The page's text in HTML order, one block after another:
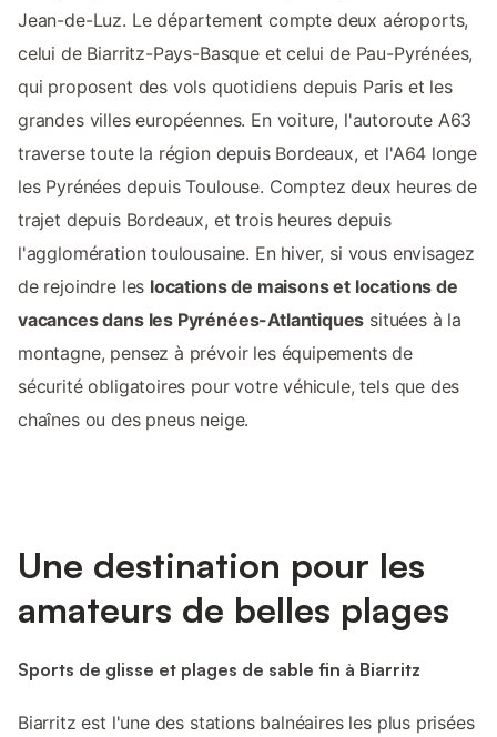
Jean-de-Luz. Le département compte deux aéroports,
celui de Biarritz-Pays-Basque et celui de Pau-Pyrénées,
qui proposent des vols quotidiens depuis Paris et les
grandes villes européennes. En voiture, l'autoroute A63
traverse toute la région depuis Bordeaux, et l'A64 longe
les Pyrénées depuis Toulouse. Comptez deux heures de
trajet depuis Bordeaux, et trois heures depuis
l'agglomération toulousaine. En hiver, si vous envisagez
de rejoindre les locations de maisons et locations de
vacances dans les Pyrénées-Atlantiques situées à la
montagne, pensez à prévoir les équipements de
sécurité obligatoires pour votre véhicule, tels que des
chaînes ou des pneus neige.
Une destination pour les
amateurs de belles plages
Sports de glisse et plages de sable fin à Biarritz
Biarritz est l'une des stations balnéaires les plus prisées